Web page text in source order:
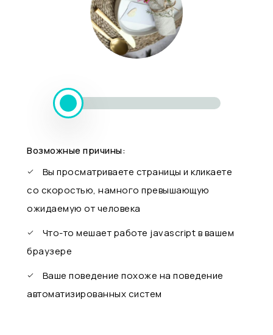
Возможные причины:
Вы просматриваете страницы и кликаете
со скоростью, намного превышающую
ожидаемую от человека
Что-то мешает работе javascript в вашем
браузере
Ваше поведение похоже на поведение
автоматизированных систем